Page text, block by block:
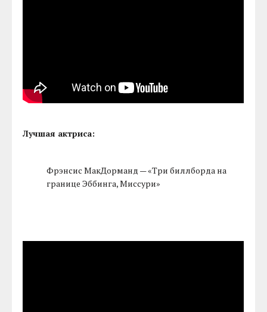
Лучшая актриса:
Фрэнсис МакДорманд — «Три биллборда на
границе Эббинга, Миссури»